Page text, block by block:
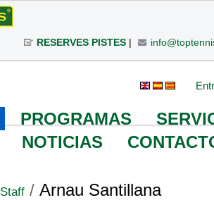
RESERVES PISTES|
PROGRAMAS
NOTICIAS
Staff / Arnau Santillana